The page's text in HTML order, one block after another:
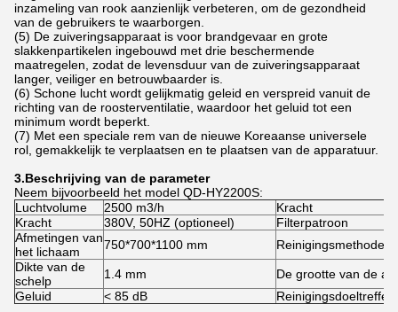
inzameling van rook aanzienlijk verbeteren, om de gezondheid
van de gebruikers te waarborgen.
(5) De zuiveringsapparaat is voor brandgevaar en grote
slakkenpartikelen ingebouwd met drie beschermende
maatregelen, zodat de levensduur van de zuiveringsapparaat
langer, veiliger en betrouwbaarder is.
(6) Schone lucht wordt gelijkmatig geleid en verspreid vanuit de
richting van de roosterventilatie, waardoor het geluid tot een
minimum wordt beperkt.
(7) Met een speciale rem van de nieuwe Koreaanse universele
rol, gemakkelijk te verplaatsen en te plaatsen van de apparatuur.
3.Beschrijving van de parameter
Neem bijvoorbeeld het model QD-HY2200S:
Luchtvolume
2500 m3/h
Kracht
Kracht
380V, 50HZ (optioneel)
Filterpatroon
Afmetingen van
het lichaam
750*700*1100 mm
Reinigingsmethode
Dikte van de
schelp
1.4 mm
De grootte van de
Geluid
< 85 dB